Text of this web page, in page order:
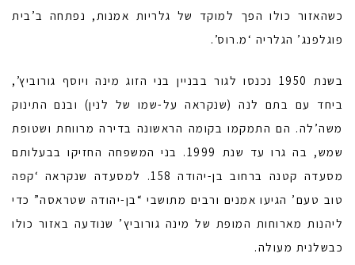
כשהאזור כולו הפך למוקד של גלריות אמנות, נפתחה ב’בית
פוגלפנג’ הגלריה ‘מ.רוס’.
בשנת 1950 נכנסו לגור בבניין בני הזוג מינה ויוסף גורוביץ’,
ביחד עם בתם לנה (שנקראה על-שמו של לנין) ובנם התינוק
משה’לה. הם התמקמו בקומה הראשונה בדירה מרווחת ושטופת
שמש, בה גרו עד שנת 1999. בני המשפחה החזיקו בבעלותם
מסעדה קטנה ברחוב בן-יהודה 158. למסעדה שנקראה ‘קפה
טוב טעם’ הגיעו אמנים ורבים מתושבי “בן-יהודה שטראסה” כדי
ליהנות מארוחות המופת של מינה גורוביץ’ שנודעה באזור כולו
כבשלנית מעולה.